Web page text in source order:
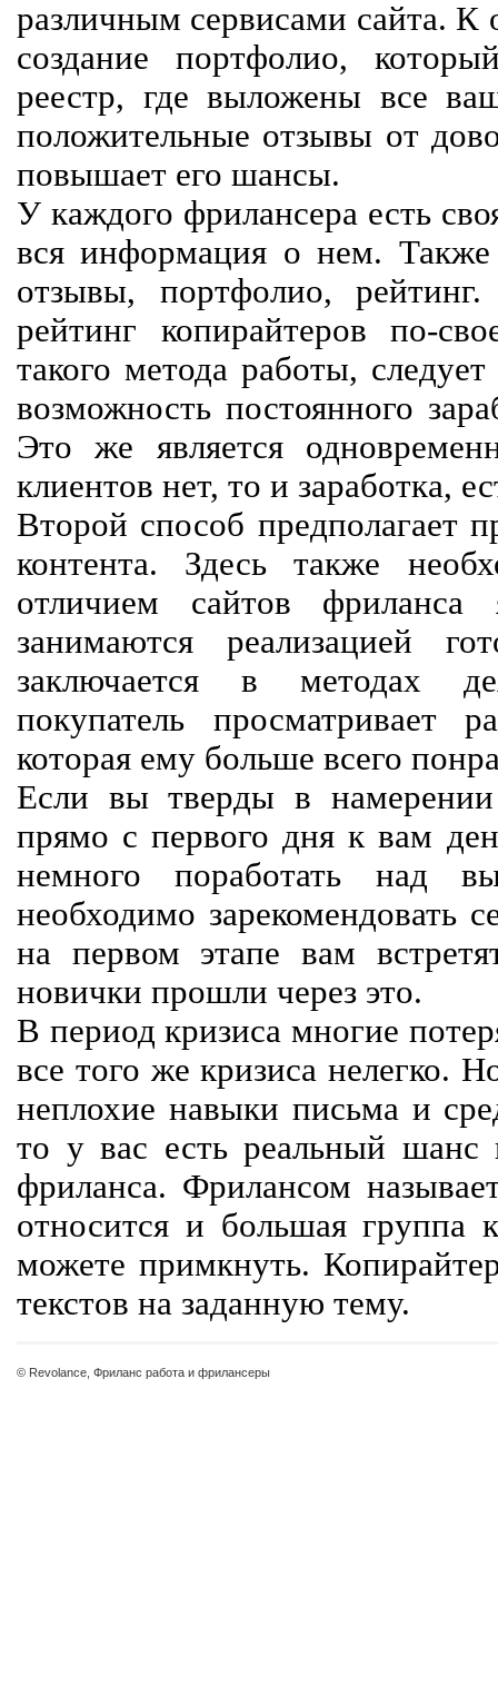
различным сервисами сайта. К
создание портфолио,
реестр, где выложены все
положительные отзывы от
повышает его шансы.
У каждого фрилансера есть
вся информация о нем. Также
отзывы, портфолио,
рейтинг копирайтеров по-
такого метода работы,
возможность постоянного
Это же является
клиентов нет, то и заработка,
Второй способ предполагает
контента. Здесь также
отличием сайтов
занимаются реализацией
заключается в методах
покупатель просматривает
которая ему больше всего
Если вы тверды в
прямо с первого дня к вам
немного поработать над
необходимо зарекомендовать
на первом этапе вам
новички прошли через это.
В период кризиса многие
все того же кризиса нелегко.
неплохие навыки письма и
то у вас есть реальный шанс
фриланса. Фрилансом
относится и большая группа
можете примкнуть.
текстов на заданную тему.
© Revolance, Фриланс работа и фрилансеры